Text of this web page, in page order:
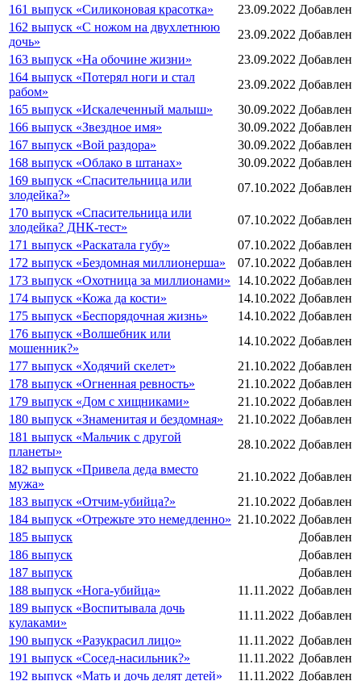
161 выпуск «Силиконовая красотка»
23.09.2022 Добавлен
162 выпуск «С ножом на двухлетнюю
дочь»
23.09.2022 Добавлен
163 выпуск «На обочине жизни»
23.09.2022 Добавлен
164 выпуск «Потерял ноги и стал
рабом»
23.09.2022 Добавлен
165 выпуск «Искалеченный малыш»
30.09.2022 Добавлен
166 выпуск «Звездное имя»
30.09.2022 Добавлен
167 выпуск «Вой раздора»
30.09.2022 Добавлен
168 выпуск «Облако в штанах»
30.09.2022 Добавлен
169 выпуск «Спасительница или
злодейка?»
07.10.2022 Добавлен
170 выпуск «Спасительница или
злодейка? ДНК-тест»
07.10.2022 Добавлен
171 выпуск «Раскатала губу»
07.10.2022 Добавлен
172 выпуск «Бездомная миллионерша»
07.10.2022 Добавлен
173 выпуск «Охотница за миллионами»
14.10.2022 Добавлен
174 выпуск «Кожа да кости»
14.10.2022 Добавлен
175 выпуск «Беспорядочная жизнь»
14.10.2022 Добавлен
176 выпуск «Волшебник или
мошенник?»
14.10.2022 Добавлен
177 выпуск «Ходячий скелет»
21.10.2022 Добавлен
178 выпуск «Огненная ревность»
21.10.2022 Добавлен
179 выпуск «Дом с хищниками»
21.10.2022 Добавлен
180 выпуск «Знаменитая и бездомная»
21.10.2022 Добавлен
181 выпуск «Мальчик с другой
планеты»
28.10.2022 Добавлен
182 выпуск «Привела деда вместо
мужа»
21.10.2022 Добавлен
183 выпуск «Отчим-убийца?»
21.10.2022 Добавлен
184 выпуск «Отрежьте это немедленно» 21.10.2022 Добавлен
185 выпуск
Добавлен
186 выпуск
Добавлен
187 выпуск
Добавлен
188 выпуск «Нога-убийца»
11.11.2022 Добавлен
189 выпуск «Воспитывала дочь
кулаками»
11.11.2022 Добавлен
190 выпуск «Разукрасил лицо»
11.11.2022 Добавлен
191 выпуск «Сосед-насильник?»
11.11.2022 Добавлен
192 выпуск «Мать и дочь делят детей»
11.11.2022 Добавлен